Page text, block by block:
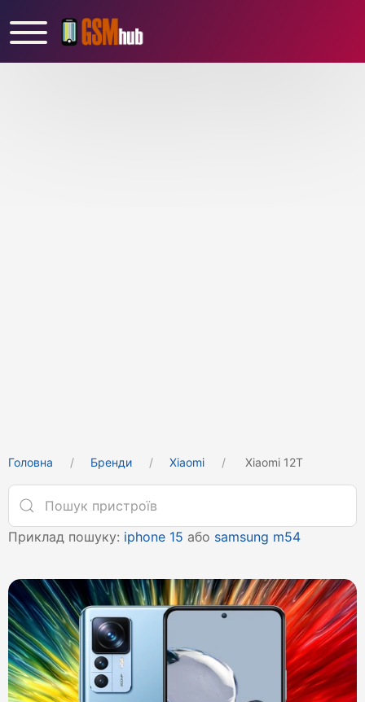
Головна Бренди Xiaomi Xiaomi 12T
Приклад пошуку: iphone 15 або samsung m54